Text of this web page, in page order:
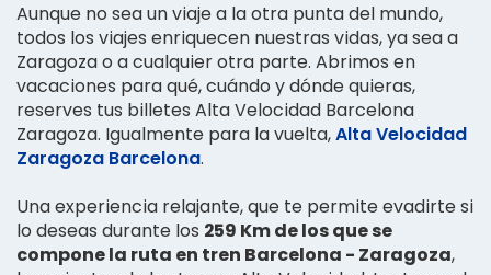
Aunque no sea un viaje a la otra punta del mundo,
todos los viajes enriquecen nuestras vidas, ya sea a
Zaragoza o a cualquier otra parte. Abrimos en
vacaciones para qué, cuándo y dónde quieras,
reserves tus billetes Alta Velocidad Barcelona
Zaragoza. Igualmente para la vuelta,Alta Velocidad
Zaragoza Barcelona.
Una experiencia relajante, que te permite evadirte si
lo deseas durante los 259 Km de los que se
compone la ruta en tren Barcelona - Zaragoza,